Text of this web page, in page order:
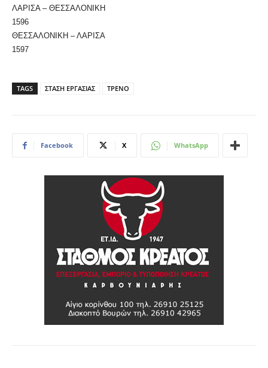
ΛΑΡΙΣΑ – ΘΕΣΣΑΛΟΝΙΚΗ
1596
ΘΕΣΣΑΛΟΝΙΚΗ – ΛΑΡΙΣΑ
1597
TAGS ΣΤΑΣΗ ΕΡΓΑΣΙΑΣ ΤΡΕΝΟ
Facebook X WhatsApp